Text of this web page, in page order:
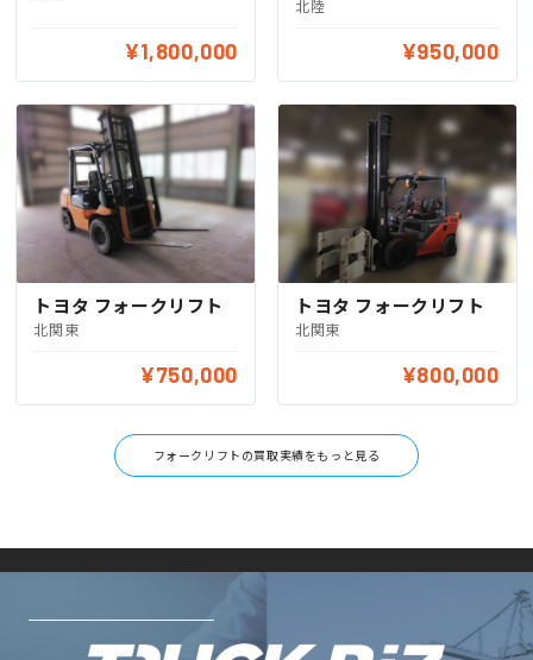
¥1,800,000
北陸
¥950,000
トヨタ フォークリフト
北関東
¥750,000
トヨタ フォークリフト
北関東
¥800,000
フォークリフトの買取実績をもっと見る